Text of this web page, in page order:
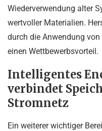
Wiederverwendung alter
wertvoller Materialien.
durch die Anwendung
einen Wettbewerbsvorteil.
Intelligentes
verbindet
Stromnetz
Ein weiterer wichtiger